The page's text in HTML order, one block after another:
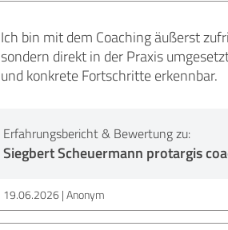
Ich bin mit dem Coaching äußerst
sondern direkt in der Praxis
und konkrete Fortschritte erkennbar.
Erfahrungsbericht & Bewertung zu:
Siegbert Scheuermann protargis
19.06.2026 Anonym